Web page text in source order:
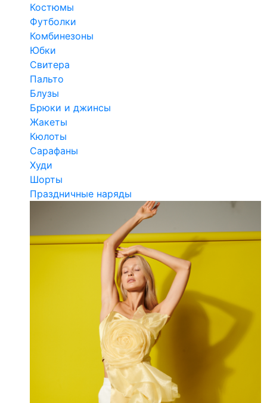
Костюмы
Футболки
Комбинезоны
Юбки
Свитера
Пальто
Блузы
Брюки и джинсы
Жакеты
Кюлоты
Сарафаны
Худи
Шорты
Праздничные наряды